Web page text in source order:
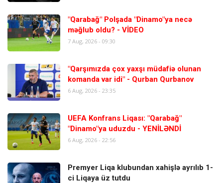
"Qarabağ" Polşada "Dinamo"ya necə
məğlub oldu? - VİDEO
7 Aug, 2026 - 09:30
"Qarşımızda çox yaxşı müdafiə olunan
komanda var idi" - Qurban Qurbanov
6 Aug, 2026 - 23:35
UEFA Konfrans Liqası: "Qarabağ"
"Dinamo"ya uduzdu - YENİLƏNDİ
6 Aug, 2026 - 22:56
Premyer Liqa klubundan xahişlə ayrılıb 1-
ci Liqaya üz tutdu